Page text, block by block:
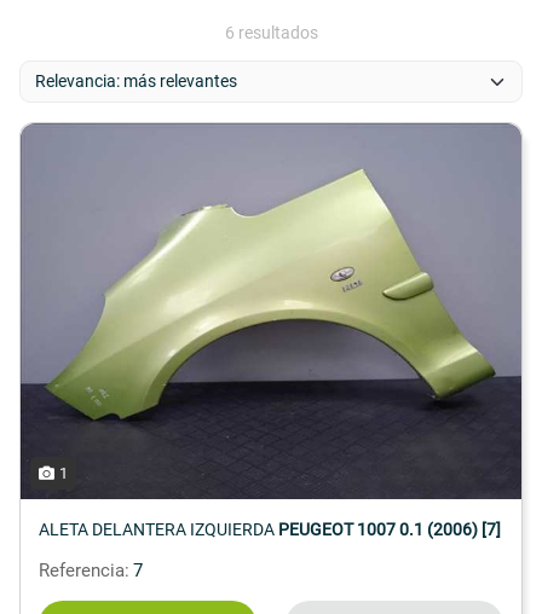
6 resultados
1
ALETA DELANTERA IZQUIERDA PEUGEOT 1007 0.1 (2006) [7]
Referencia: 7